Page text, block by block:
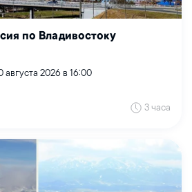
по Владивостоку
августа 2026 в 16:00
3 часа